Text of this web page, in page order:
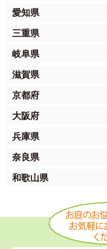
愛知県
三重県
岐阜県
滋賀県
京都府
大阪府
兵庫県
奈良県
和歌山県